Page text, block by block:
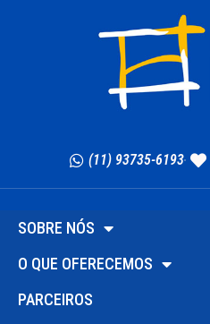
(11) 93735-6193
SOBRE NÓS
O QUE OFERECEMOS
PARCEIROS